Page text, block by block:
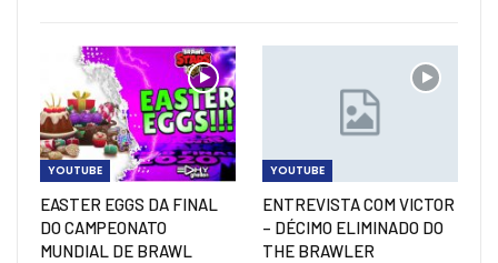
YOUTUBE
EASTER EGGS DA FINAL
DO CAMPEONATO
MUNDIAL DE BRAWL
YOUTUBE
ENTREVISTA COM VICTOR
– DÉCIMO ELIMINADO DO
THE BRAWLER